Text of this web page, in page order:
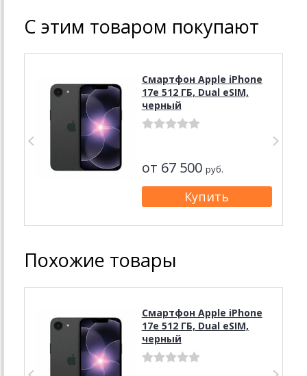
С этим товаром покупают
Смартфон Apple iPhone
17e 512 ГБ, Dual eSIM,
черный
от 67 500 руб.
Похожие товары
Смартфон Apple iPhone
17e 512 ГБ, Dual eSIM,
черный